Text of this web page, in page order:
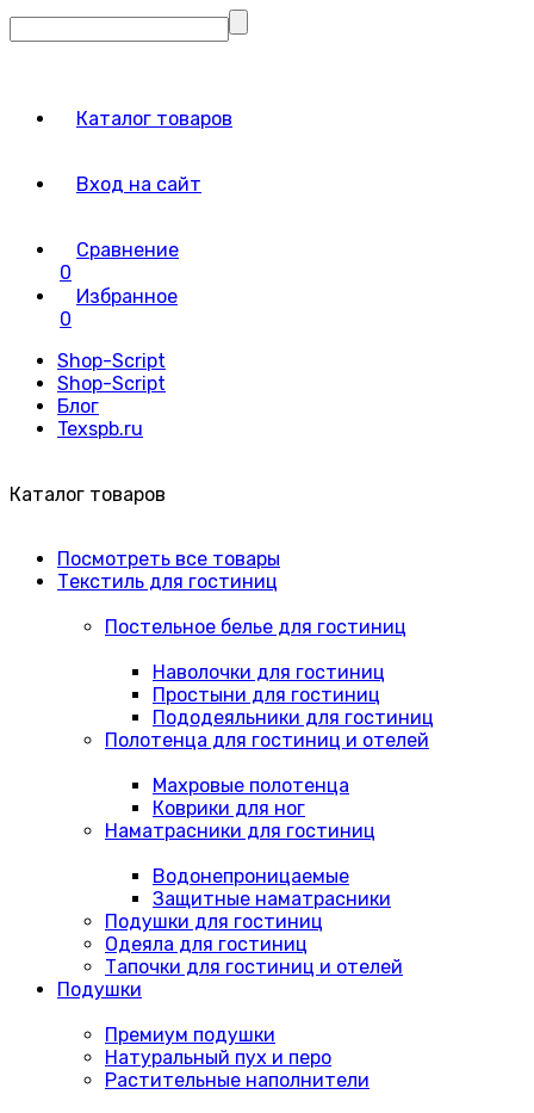
Каталог товаров
Вход на сайт
Сравнение
0
Избранное
0
Shop-Script
Shop-Script
Блог
Texspb.ru
Каталог товаров
Посмотреть все товары
Текстиль для гостиниц
Постельное белье для гостиниц
Наволочки для гостиниц
Простыни для гостиниц
Пододеяльники для гостиниц
Полотенца для гостиниц и отелей
Махровые полотенца
Коврики для ног
Наматрасники для гостиниц
Водонепроницаемые
Защитные наматрасники
Подушки для гостиниц
Одеяла для гостиниц
Тапочки для гостиниц и отелей
Подушки
Премиум подушки
Натуральный пух и перо
Растительные наполнители